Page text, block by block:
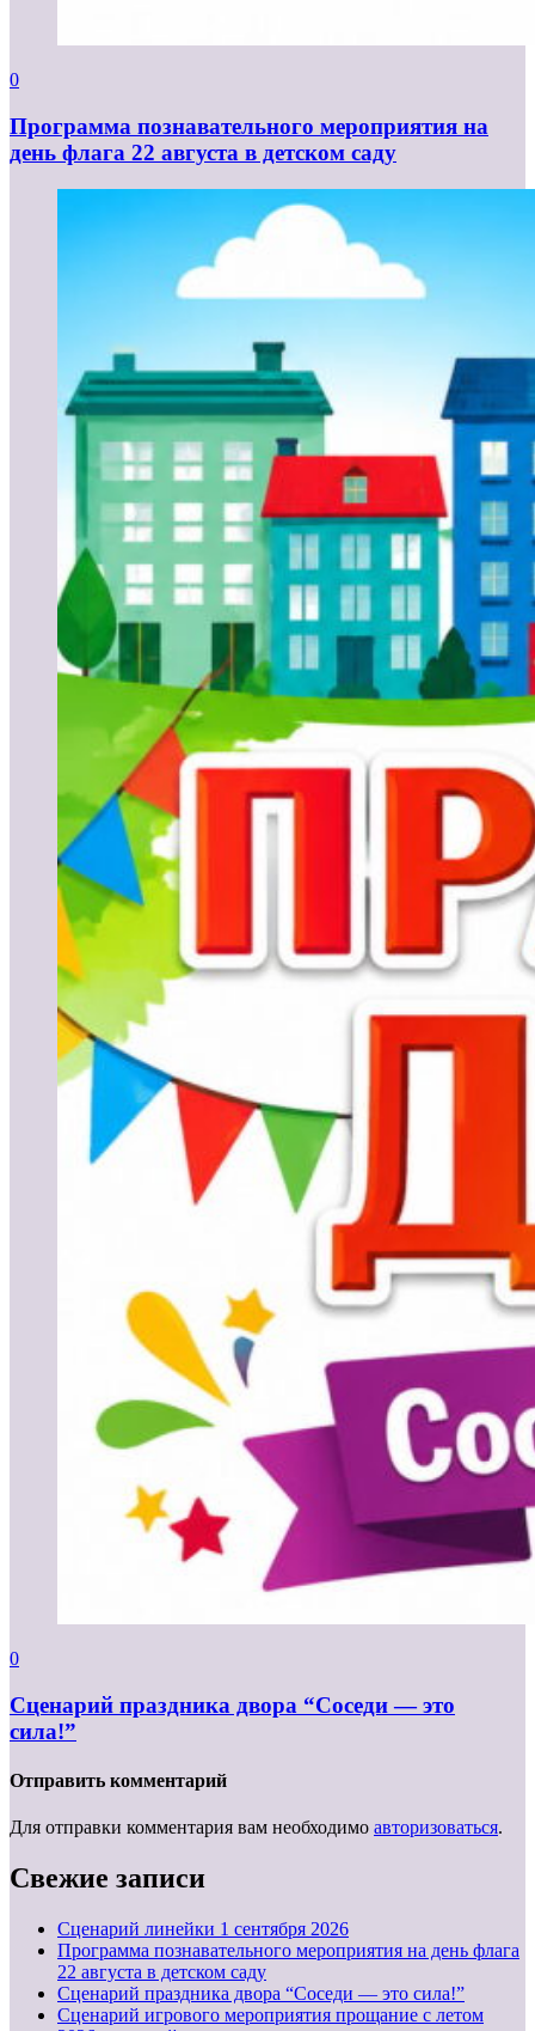
0
Программа познавательного мероприятия на
день флага 22 августа в детском саду
0
Сценарий праздника двора “Соседи — это
сила!”
Отправить комментарий
Для отправки комментария вам необходимо авторизоваться.
Свежие записи
Cценарий линейки 1 сентября 2026
Программа познавательного мероприятия на день флага
22 августа в детском саду
Сценарий праздника двора “Соседи — это сила!”
Сценарий игрового мероприятия прощание с летом